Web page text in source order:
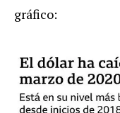
gráfico: